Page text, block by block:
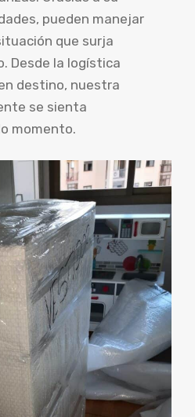
pueden manejar
que surja
Desde la logística
destino, nuestra
se sienta
momento.